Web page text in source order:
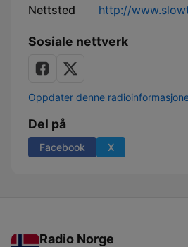
Nettsted http://
Sosiale nettverk
Oppdater denne
Del på
Facebook X
Radio Norge